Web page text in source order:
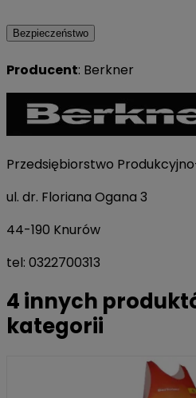
Bezpieczeństwo
Producent: Berkner
Przedsiębiorstwo
ul. dr. Floriana Ogana 3
44-190 Knurów
tel: 0322700313
4 innych
kategorii